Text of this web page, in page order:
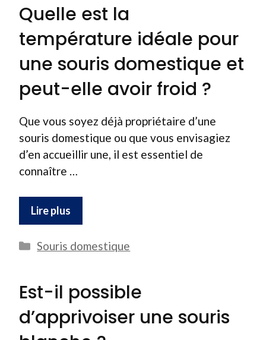
Quelle est la
température idéale pour
une souris domestique et
peut-elle avoir froid ?
Que vous soyez déjà propriétaire d’une
souris domestique ou que vous envisagiez
d’en accueillir une, il est essentiel de
connaître …
Lire plus
Catégories
Souris domestique
Est-il possible
d’apprivoiser une souris